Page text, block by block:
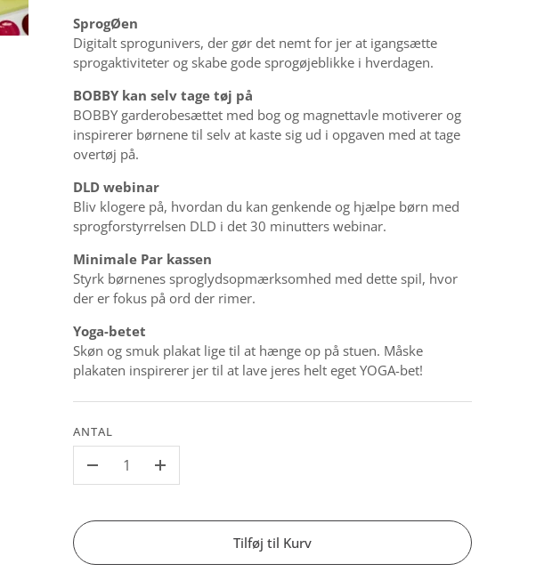
SprogØen
Digitalt sprogunivers, der gør det nemt for jer at igangsætte
sprogaktiviteter og skabe gode sprogøjeblikke i hverdagen.
BOBBY kan selv tage tøj på
BOBBY garderobesættet med bog og magnettavle motiverer og
inspirerer børnene til selv at kaste sig ud i opgaven med at tage
overtøj på.
DLD webinar
Bliv klogere på, hvordan du kan genkende og hjælpe børn med
sprogforstyrrelsen DLD i det 30 minutters webinar.
Minimale Par kassen
Styrk børnenes sproglydsopmærksomhed med dette spil, hvor
der er fokus på ord der rimer.
Yoga-betet
Skøn og smuk plakat lige til at hænge op på stuen. Måske
plakaten inspirerer jer til at lave jeres helt eget YOGA-bet!
ANTAL
+
Tilføj til Kurv